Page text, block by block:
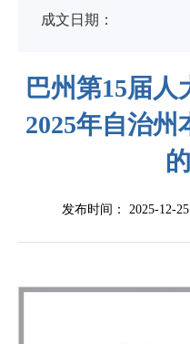
成文日期：
巴州第15届
2025年自治
发布时间： 2025-12-